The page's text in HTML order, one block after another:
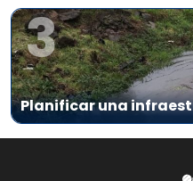
3
Planificar una